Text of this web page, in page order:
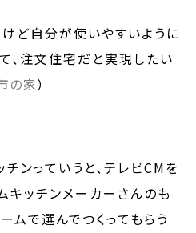
ど自分が使いやすいように
、注文住宅だと実現したい
の家）
ンっていうと、テレビCMを
キッチンメーカーさんのも
ムで選んでつくってもらう